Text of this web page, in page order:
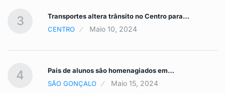
3
Transportes altera trânsito no Centro para…
CENTRO
Maio 10, 2024
4
Pais de alunos são homenagiados em…
SÃO GONÇALO
Maio 15, 2024